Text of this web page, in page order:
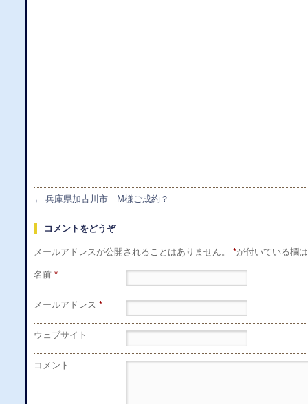
← 兵庫県加古川市 M様ご成約？
コメントをどうぞ
メールアドレスが公開されることはありません。 *が付いている欄
名前 *
メールアドレス *
ウェブサイト
コメント